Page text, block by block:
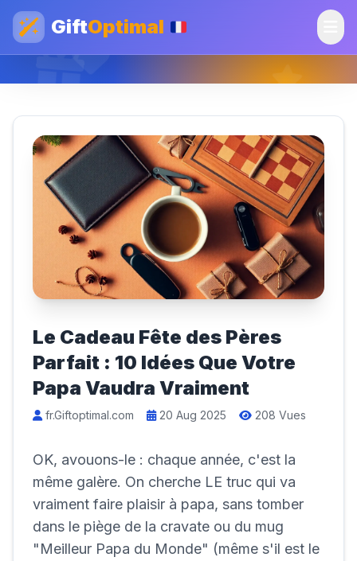
GiftOptimal
Le Cadeau Fête des Pères
Parfait : 10 Idées Que Votre
Papa Vaudra Vraiment
fr.Giftoptimal.com 20 Aug 2025 208 Vues
OK, avouons-le : chaque année, c'est la
même galère. On cherche LE truc qui va
vraiment faire plaisir à papa, sans tomber
dans le piège de la cravate ou du mug
"Meilleur Papa du Monde" (même s'il est le